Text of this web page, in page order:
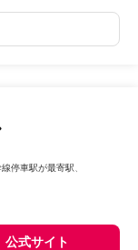
線停車駅が最寄駅
公式サイト